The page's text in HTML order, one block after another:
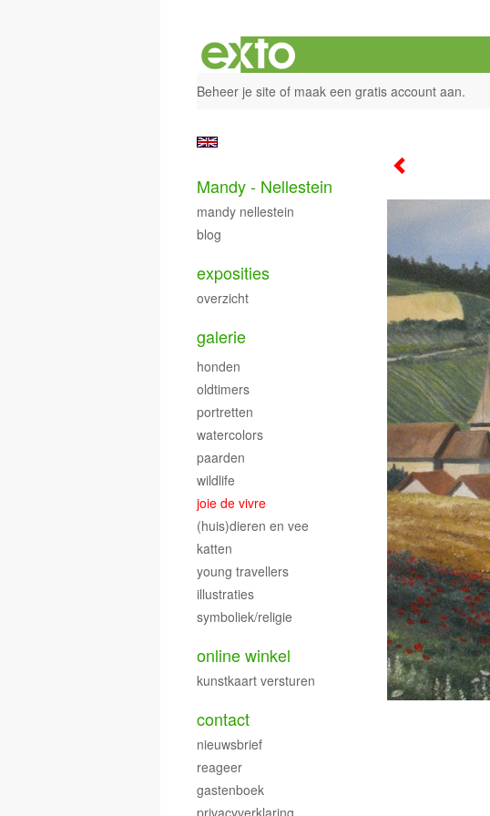
Beheer je site of maak een gratis account aan.
Mandy - Nellestein
mandy nellestein
blog
exposities
overzicht
galerie
honden
oldtimers
portretten
watercolors
paarden
wildlife
joie de vivre
(huis)dieren en vee
katten
young travellers
illustraties
symboliek/religie
online winkel
kunstkaart versturen
contact
nieuwsbrief
reageer
gastenboek
privacyverklaring